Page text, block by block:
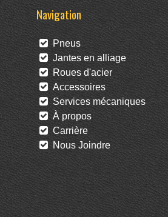
Navigation
Pneus
Jantes en alliage
Roues d'acier
Accessoires
Services mécaniques
À propos
Carrière
Nous Joindre